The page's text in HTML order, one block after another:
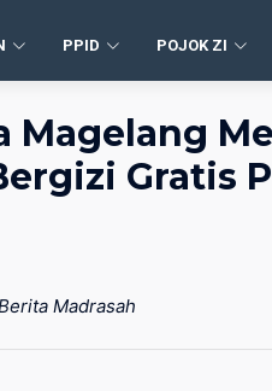
PPID POJOK ZI
Magelang
Gratis
Madrasah